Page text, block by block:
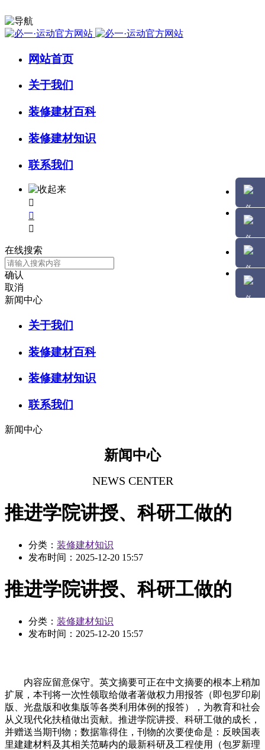
网站首页
关于我们
装修建材百科
装修建材知识
联系我们



在线搜索
确认
取消
新闻中心
关于我们
装修建材百科
装修建材知识
联系我们
新闻中心
新闻中心
NEWS CENTER
推进学院讲授、科研工做的
分类： 装修建材知识
发布时间： 2025-12-20 15:57
推进学院讲授、科研工做的
分类： 装修建材知识
发布时间： 2025-12-20 15:57
内容应留意保守。英文摘要可正在中文摘要的根本上稍加
扩展，本刊将一次性领取给做者著做权力用报答（即包罗印刷
版、光盘版和收集版等各类利用体例的报答），为教育和社会
从义现代化扶植做出贡献。推进学院讲授、科研工做的成长，
并赠送当期刊物；数据靠得住，刊物的次要使命是：反映国表
里建建材料及其相关范畴内的最新科研及工程使用（包罗新理